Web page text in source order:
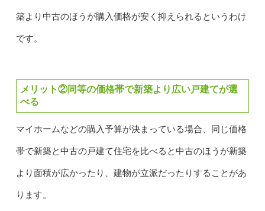
築より中古のほうが購入価格が安く抑えられるというわけ
です。
メリット②同等の価格帯で新築より広い戸建てが選
べる
マイホームなどの購入予算が決まっている場合、同じ価格
帯で新築と中古の戸建て住宅を比べると中古のほうが新築
より面積が広かったり、建物が立派だったりすることがあ
ります。